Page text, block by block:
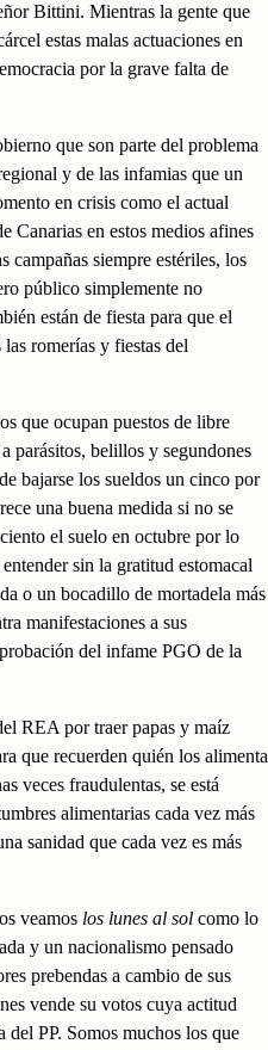
Bittini. Mientras la gente que
estas malas actuaciones en
por la grave falta de
que son parte del problema
y de las infamias que un
en crisis como el actual
Canarias en estos medios afines
campañas siempre estériles, los
público simplemente no
están de fiesta para que el
romerías y fiestas del
que ocupan puestos de libre
parásitos, belillos y segundones
bajarse los sueldos un cinco por
una buena medida si no se
el suelo en octubre por lo
sin la gratitud estomacal
o un bocadillo de mortadela más
manifestaciones a sus
del infame PGO de la
REA por traer papas y maíz
que recuerden quién los alimenta
veces fraudulentas, se está
alimentarias cada vez más
sanidad que cada vez es más
veamos los lunes al sol como lo
y un nacionalismo pensado
prebendas a cambio de sus
vende su votos cuya actitud
del PP. Somos muchos los que